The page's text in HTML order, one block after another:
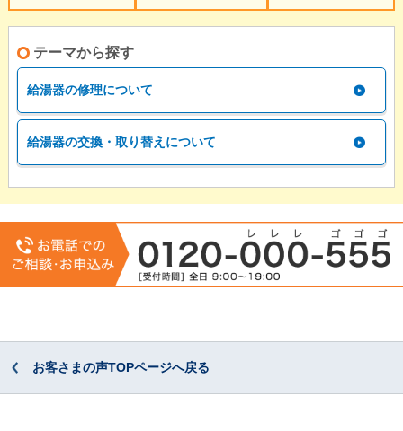
テーマから探す
給湯器の修理について
給湯器の交換・取り替えについて
お客さまの声TOPページへ戻る